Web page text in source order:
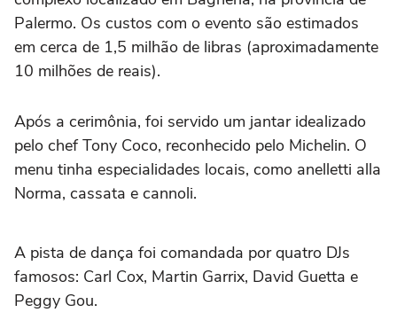
Palermo. Os custos com o evento são estimados
em cerca de 1,5 milhão de libras (aproximadamente
10 milhões de reais).
Após a cerimônia, foi servido um jantar idealizado
pelo chef Tony Coco, reconhecido pelo Michelin. O
menu tinha especialidades locais, como anelletti alla
Norma, cassata e cannoli.
A pista de dança foi comandada por quatro DJs
famosos: Carl Cox, Martin Garrix, David Guetta e
Peggy Gou.